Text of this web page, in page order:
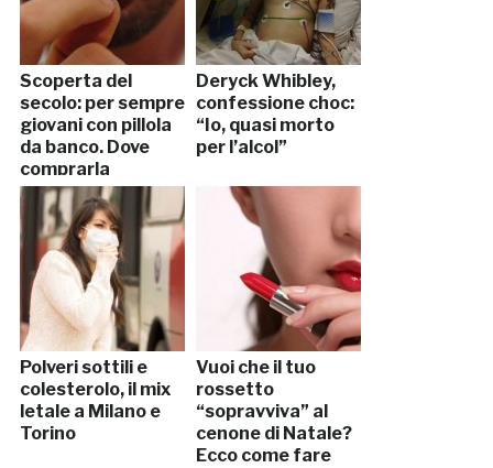
Scoperta del
secolo: per sempre
giovani con pillola
da banco. Dove
comprarla
Deryck Whibley,
confessione choc:
“Io, quasi morto
per l’alcol”
Polveri sottili e
colesterolo, il mix
letale a Milano e
Torino
Vuoi che il tuo
rossetto
“sopravviva” al
cenone di Natale?
Ecco come fare